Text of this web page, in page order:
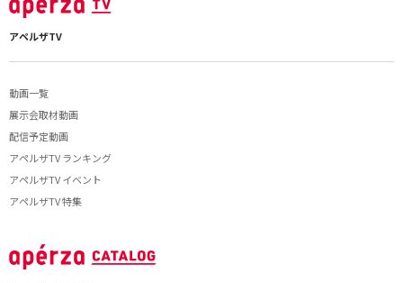
アペルザTV
動画一覧
展示会取材動画
配信予定動画
アペルザTV ランキング
アペルザTV イベント
アペルザTV 特集